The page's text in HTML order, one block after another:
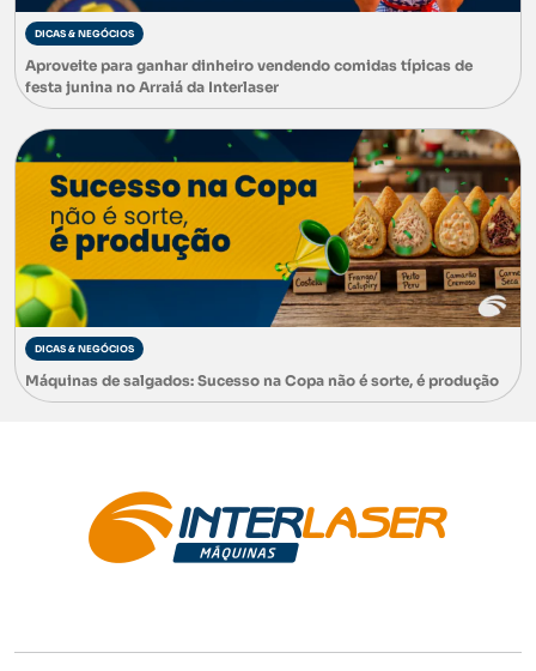
DICAS & NEGÓCIOS
Aproveite para ganhar dinheiro vendendo comidas típicas de
festa junina no Arraiá da Interlaser
DICAS & NEGÓCIOS
Máquinas de salgados: Sucesso na Copa não é sorte, é produção